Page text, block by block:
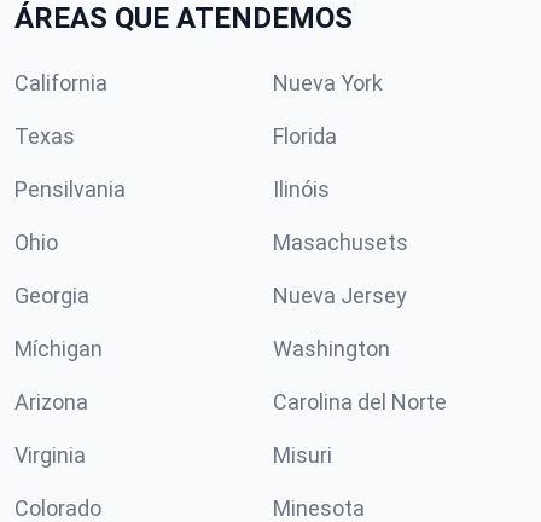
ÁREAS QUE ATENDEMOS
California Nueva York
Texas Florida
Pensilvania Ilinóis
Ohio Masachusets
Georgia Nueva Jersey
Míchigan Washington
Arizona Carolina del Norte
Virginia Misuri
Colorado Minesota